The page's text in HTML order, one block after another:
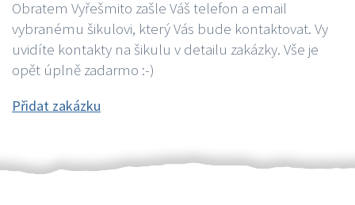
Obratem Vyřešmito zašle Váš telefon a email
vybranému šikulovi, který Vás bude kontaktovat. Vy
uvidíte kontakty na šikulu v detailu zakázky. Vše je
opět úplně zadarmo :-)
Přidat zakázku